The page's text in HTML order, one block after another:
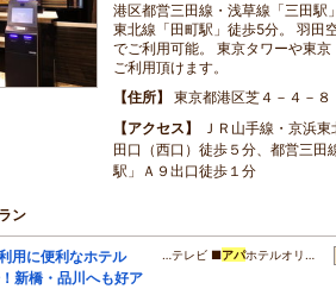
港区都営三田線・浅草線「三田駅
東北線「田町駅」徒歩5分。 羽田
でご利用可能。 東京タワーや東
ご利用頂けます。
住所
東京都港区芝４－４－８
アクセス
ＪＲ山手線・京浜
田口（西口）徒歩５分、都営三田
駅」Ａ９出口徒歩１分
ン
用に便利なホテル
新橋・品川へも好ア
…テレビ ■アパホテルオリ…